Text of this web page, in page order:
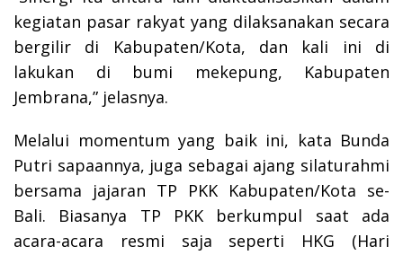
kegiatan pasar rakyat yang dilaksanakan secara
bergilir di Kabupaten/Kota, dan kali ini di
lakukan di bumi mekepung, Kabupaten
Jembrana,” jelasnya.
Melalui momentum yang baik ini, kata Bunda
Putri sapaannya, juga sebagai ajang silaturahmi
bersama jajaran TP PKK Kabupaten/Kota se-
Bali. Biasanya TP PKK berkumpul saat ada
acara-acara resmi saja seperti HKG (Hari